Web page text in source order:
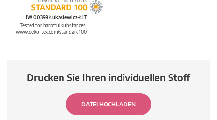
IW 00399 Łukasiewicz-ŁIT
Tested for harmful substances.
www.oeko-tex.com/standard100
Drucken Sie Ihren individuellen Stoff
DATEI HOCHLADEN